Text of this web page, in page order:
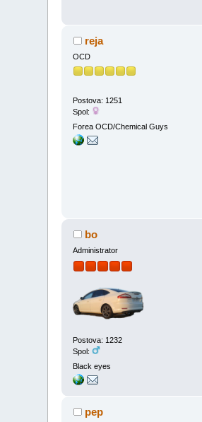
reja
OCD
Postova: 1251
Spol:
Forea OCD/Chemical Guys
bo
Administrator
Postova: 1232
Spol:
Black eyes
pep